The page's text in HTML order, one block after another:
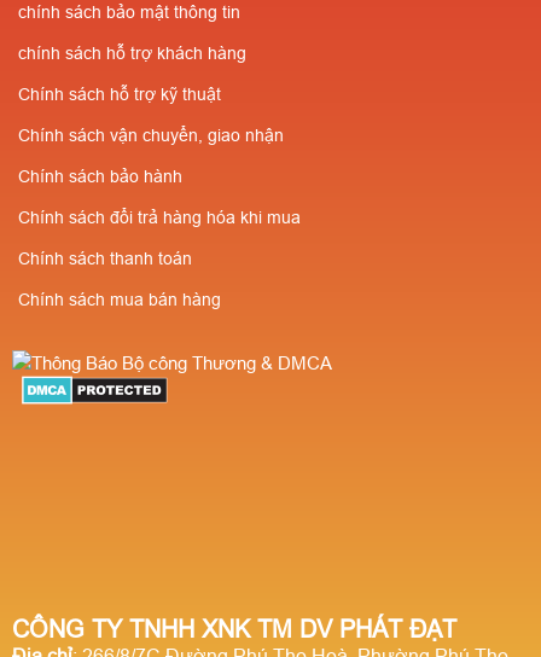
CÔNG TY TNHH XNK TM DV PHÁT ĐẠT
chính sách bảo mật thông tin
chính sách hỗ trợ khách hàng
Chính sách hỗ trợ kỹ thuật
Chính sách vận chuyển, giao nhận
Chính sách bảo hành
Chính sách đổi trả hàng hóa khi mua
Chính sách thanh toán
Chính sách mua bán hàng